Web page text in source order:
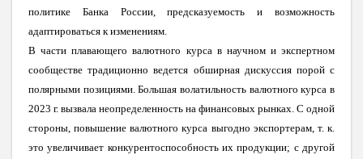
политике Банка России, предсказуемость и возможность
адаптироваться к изменениям.
В части плавающего валютного курса в научном и экспертном
сообществе традиционно ведется обширная дискуссия порой с
полярными позициями. Большая волатильность валютного курса в
2023 г. вызвала неопределенность на финансовых рынках. С одной
стороны, повышение валютного курса выгодно экспортерам, т. к.
это увеличивает конкурентоспособность их продукции; с другой